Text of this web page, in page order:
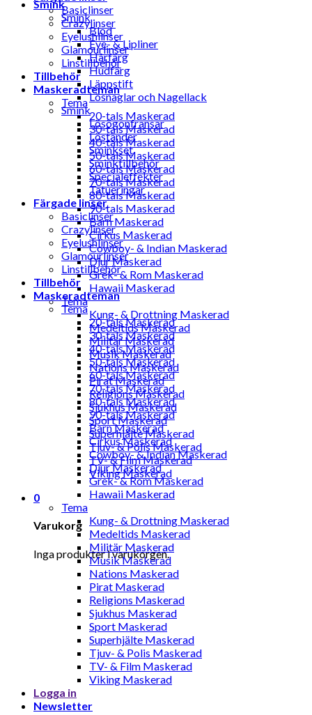
Basiclinser
Crazylinser
Eyelushlinser
Glamourlinser
Linstillbehör
Tillbehör
Maskeradteman
Tema
20-tals Maskerad
30-tals Maskerad
40-tals Maskerad
50-tals Maskerad
60-tals Maskerad
70-tals Maskerad
80-tals Maskerad
90-tals Maskerad
Barn Maskerad
Cirkus Maskerad
Cowboy- & Indian Maskerad
Djur Maskerad
Grek- & Rom Maskerad
Hawaii Maskerad
Tema
Kung- & Drottning Maskerad
Medeltids Maskerad
Militär Maskerad
Musik Maskerad
Nations Maskerad
Pirat Maskerad
Religions Maskerad
Sjukhus Maskerad
Sport Maskerad
Superhjälte Maskerad
Tjuv- & Polis Maskerad
TV- & Film Maskerad
Viking Maskerad
0
Varukorg
Inga produkter i varukorgen.
Smink
Smink
Blod
Eye- & Lipliner
Hårfärg
Hudfärg
Läppstift
Lösnaglar och Nagellack
Smink
Lösögonfransar
Löständer
Sminkset
Sminktillbehör
Specialeffekter
Tatueringar
Färgade linser
Basiclinser
Crazylinser
Eyelushlinser
Glamourlinser
Linstillbehör
Tillbehör
Maskeradteman
Tema
20-tals Maskerad
30-tals Maskerad
40-tals Maskerad
50-tals Maskerad
60-tals Maskerad
70-tals Maskerad
80-tals Maskerad
90-tals Maskerad
Barn Maskerad
Cirkus Maskerad
Cowboy- & Indian Maskerad
Djur Maskerad
Grek- & Rom Maskerad
Hawaii Maskerad
Tema
Kung- & Drottning Maskerad
Medeltids Maskerad
Militär Maskerad
Musik Maskerad
Nations Maskerad
Pirat Maskerad
Religions Maskerad
Sjukhus Maskerad
Sport Maskerad
Superhjälte Maskerad
Tjuv- & Polis Maskerad
TV- & Film Maskerad
Viking Maskerad
Logga in
Newsletter